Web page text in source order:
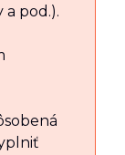
pod.).